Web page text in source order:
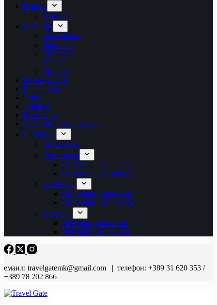
Египет
Хургада
Шпанија
Коста Брава
Валенсија
МАЛАГА
Ибица
Мајорка
Италија Лето
Крстарења
Тунис
Турција
Црна Гора
Лазаревски Апартмани
Патувања
City Breaks
Септември
Септември Авионски
Септември Автобуски
Октомври
Октомври Авионски
Октомври Автобуски
Ноември
Ноември Авионски
Ноември Автобуски
емаил: travelgatemk@gmail.com | телефон: +389 31 620 353 /
+389 78 202 866